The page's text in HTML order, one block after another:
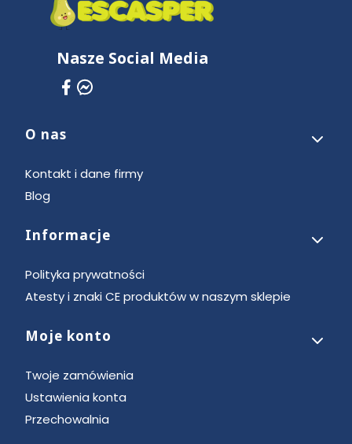
Nasze Social Media
Linki w stopce
O nas
Kontakt i dane firmy
Blog
Informacje
Polityka prywatności
Atesty i znaki CE produktów w naszym sklepie
Moje konto
Twoje zamówienia
Ustawienia konta
Przechowalnia